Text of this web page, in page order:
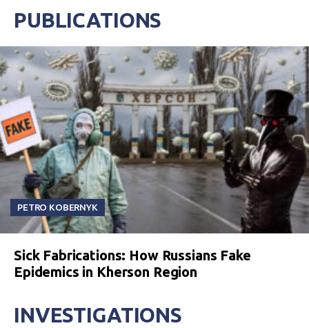
представленными в СМИ.
PUBLICATIONS
PETRO KOBERNYK
Sick Fabrications: How Russians Fake
Epidemics in Kherson Region
INVESTIGATIONS